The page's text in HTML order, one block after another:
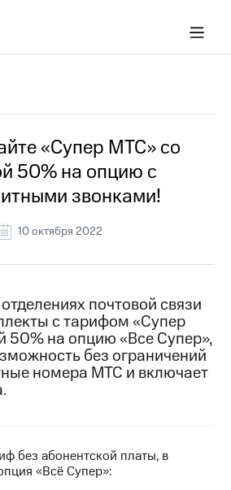
«Супер МТС» со
50% на опцию с
звонками!
10 октября 2022
почтовой связи
с тарифом «Супер
50% на опцию «Все Супер»,
без ограничений
номера МТС и включает
без абонентской платы, в
«Всё Супер»: